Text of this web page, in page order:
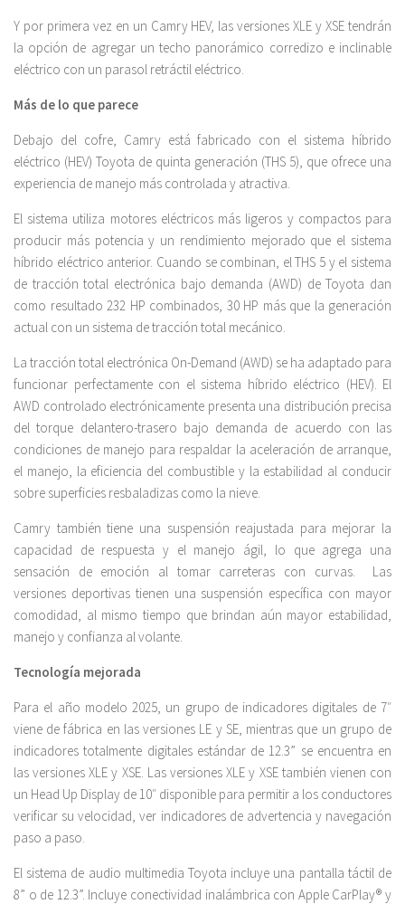
Y por primera vez en un Camry HEV, las versiones XLE y XSE tendrán
la opción de agregar un techo panorámico corredizo e inclinable
eléctrico con un parasol retráctil eléctrico.
Más de lo que parece
Debajo del cofre, Camry está fabricado con el sistema híbrido
eléctrico (HEV) Toyota de quinta generación (THS 5), que ofrece una
experiencia de manejo más controlada y atractiva.
El sistema utiliza motores eléctricos más ligeros y compactos para
producir más potencia y un rendimiento mejorado que el sistema
híbrido eléctrico anterior. Cuando se combinan, el THS 5 y el sistema
de tracción total electrónica bajo demanda (AWD) de Toyota dan
como resultado 232 HP combinados, 30 HP más que la generación
actual con un sistema de tracción total mecánico.
La tracción total electrónica On-Demand (AWD) se ha adaptado para
funcionar perfectamente con el sistema híbrido eléctrico (HEV). El
AWD controlado electrónicamente presenta una distribución precisa
del torque delantero-trasero bajo demanda de acuerdo con las
condiciones de manejo para respaldar la aceleración de arranque,
el manejo, la eficiencia del combustible y la estabilidad al conducir
sobre superficies resbaladizas como la nieve.
Camry también tiene una suspensión reajustada para mejorar la
capacidad de respuesta y el manejo ágil, lo que agrega una
sensación de emoción al tomar carreteras con curvas. Las
versiones deportivas tienen una suspensión específica con mayor
comodidad, al mismo tiempo que brindan aún mayor estabilidad,
manejo y confianza al volante.
Tecnología mejorada
Para el año modelo 2025, un grupo de indicadores digitales de 7″
viene de fábrica en las versiones LE y SE, mientras que un grupo de
indicadores totalmente digitales estándar de 12.3” se encuentra en
las versiones XLE y XSE. Las versiones XLE y XSE también vienen con
un Head Up Display de 10″ disponible para permitir a los conductores
verificar su velocidad, ver indicadores de advertencia y navegación
paso a paso.
El sistema de audio multimedia Toyota incluye una pantalla táctil de
8” o de 12.3”. Incluye conectividad inalámbrica con Apple CarPlay® y